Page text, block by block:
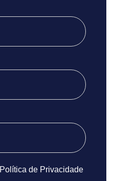
Política de Privacidade